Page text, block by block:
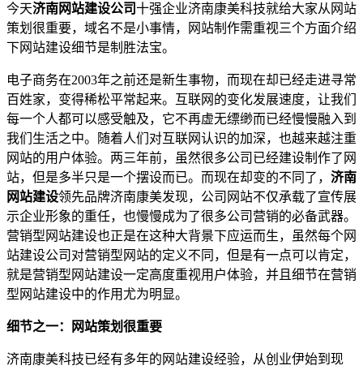
今天济南网站建设公司十强企业济南康美科技就给大家从网站
策划很重要，域名不是小事情，网站制作需重视三个方面介绍
下网站建设细节是制胜法宝。
电子商务在2003年之前还是新生事物，而现在却已经走进寻常
百姓家，变得稀松平常起来。互联网的变化发展速度，让我们
每一个人都可以感受触及，它不再虚无缥缈而已经慢慢融入到
我们生活之中。随着人们对互联网认识的加深，也越来越注重
网站的用户体验。两三年前，虽然很多公司已经建设制作了网
站，但是多半只是一个摆设而已。而现在却变的不同了， 济南
网站建设领先品牌济南康美发现，公司网站不仅承载了宣传展
示企业形象的重任，也慢慢成为了很多公司营销的必备武器。
营销型网站建设也正是在这种大背景下应运而生，虽然每个网
站建设公司对营销型网站的定义不同，但是有一点可以肯定，
就是营销型网站建设一定高度重视用户体验，并且细节在营销
型网站建设中的作用尤为明显。
细节之一：网站策划很重要
济南康美科技已经有多年的网站建设经验，从创业伊始到现